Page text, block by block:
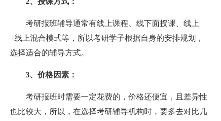
考研报班辅导通常有线上课程、线下面授课、线上
+线上混合模式等，所以考研学子根据自身的安排规划，
选择适合的辅导方式。
3、价格因素：
考研报班时需要一定花费的，价格还便宜，且差异性
也比较大，所以，在选择考研辅导机构时，要多去对比几